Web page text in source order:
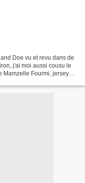
Doe vu et revu dans de
j'ai moi aussi cousu le
Mamzelle Fourmi, jersey